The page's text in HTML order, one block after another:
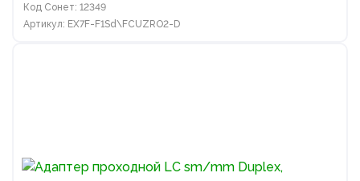
Код Сонет: 12349
Артикул: EX7F-F1Sd\FCUZRO2-D